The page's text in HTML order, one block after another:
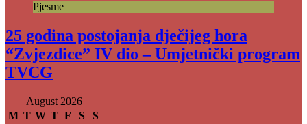
Pjesme
25 godina postojanja dječijeg hora
“Zvjezdice” IV dio – Umjetnički program
TVCG
August 2026
M T W T F S
S